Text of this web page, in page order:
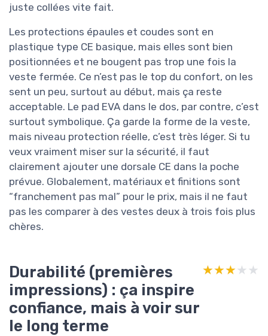
juste collées vite fait.
Les protections épaules et coudes sont en
plastique type CE basique, mais elles sont bien
positionnées et ne bougent pas trop une fois la
veste fermée. Ce n’est pas le top du confort, on les
sent un peu, surtout au début, mais ça reste
acceptable. Le pad EVA dans le dos, par contre, c’est
surtout symbolique. Ça garde la forme de la veste,
mais niveau protection réelle, c’est très léger. Si tu
veux vraiment miser sur la sécurité, il faut
clairement ajouter une dorsale CE dans la poche
prévue. Globalement, matériaux et finitions sont
“franchement pas mal” pour le prix, mais il ne faut
pas les comparer à des vestes deux à trois fois plus
chères.
Durabilité (premières
impressions) : ça inspire
confiance, mais à voir sur
le long terme
★★★★★
★★★★★